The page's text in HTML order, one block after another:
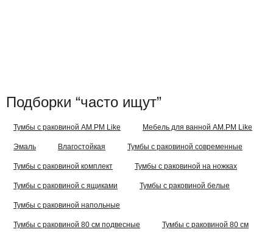
Подборки “часто ищут”
Тумбы с раковиной AM.PM Like Мебель для ванной AM.PM Like
Эмаль Влагостойкая Тумбы с раковиной современные
Тумбы с раковиной комплект Тумбы с раковиной на ножках
Тумбы с раковиной с ящиками Тумбы с раковиной белые
Тумбы с раковиной напольные
Тумбы с раковиной 80 см подвесные Тумбы с раковиной 80 см